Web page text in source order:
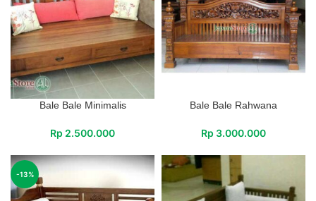
Bale Bale Minimalis
Rp 2.500.000
Bale Bale Rahwana
Rp 3.000.000
-13%